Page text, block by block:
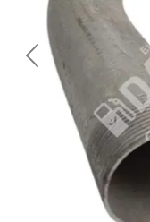
Previous